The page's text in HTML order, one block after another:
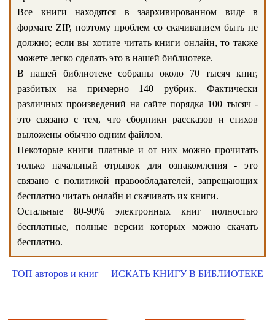
Все книги находятся в заархивированном виде в
формате ZIP, поэтому проблем со скачиванием быть не
должно; если вы хотите читать книги онлайн, то также
можете легко сделать это в нашей библиотеке.
В нашей библиотеке собраны около 70 тысяч книг,
разбитых на примерно 140 рубрик. Фактически
различных произведений на сайте порядка 100 тысяч -
это связано с тем, что сборники рассказов и стихов
выложены обычно одним файлом.
Некоторые книги платные и от них можно прочитать
только начальный отрывок для ознакомления - это
связано с политикой правообладателей, запрещающих
бесплатно читать онлайн и скачивать их книги.
Остальные 80-90% электронных книг полностью
бесплатные, полные версии которых можно скачать
бесплатно.
ТОП авторов и книг ИСКАТЬ КНИГУ В БИБЛИОТЕКЕ